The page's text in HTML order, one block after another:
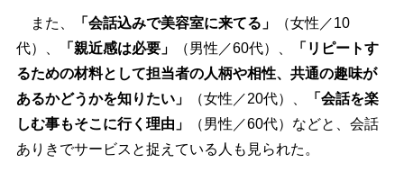
また、 「会話込みで美容室に来てる」
（女性／10
代）、
「親近感は必要」 （男性／60代）、
「リピートす
るための材料として担当者の人柄や相性、共通の趣味が
あるかどうかを知りたい」
（女性／20代）、
「会話を楽
しむ事もそこに行く理由」
（男性／60代）などと、会話
ありきでサービスと捉えている人も見られた。